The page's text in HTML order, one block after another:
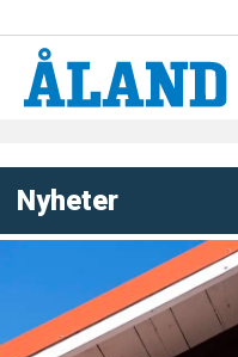
Nyheter